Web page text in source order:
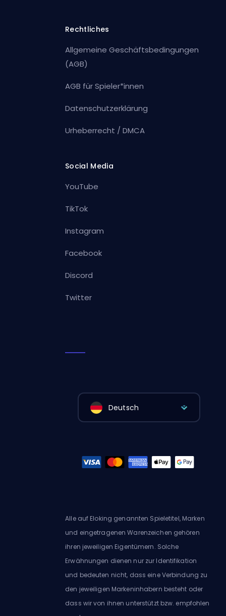
Rechtliches
Allgemeine Geschäftsbedingungen
(AGB)
AGB für Spieler*innen
Datenschutzerklärung
Urheberrecht / DMCA
Social Media
YouTube
TikTok
Instagram
Facebook
Discord
Twitter
Deutsch
Alle auf Eloking genannten Spieletitel, Marken
und eingetragenen Warenzeichen gehören
ihren jeweiligen Eigentümern. Solche
Erwähnungen dienen nur zur Identifikation
und bedeuten nicht, dass eine Verbindung zu
den jeweiligen Markeninhabern besteht oder
dass wir von ihnen unterstützt bzw. empfohlen